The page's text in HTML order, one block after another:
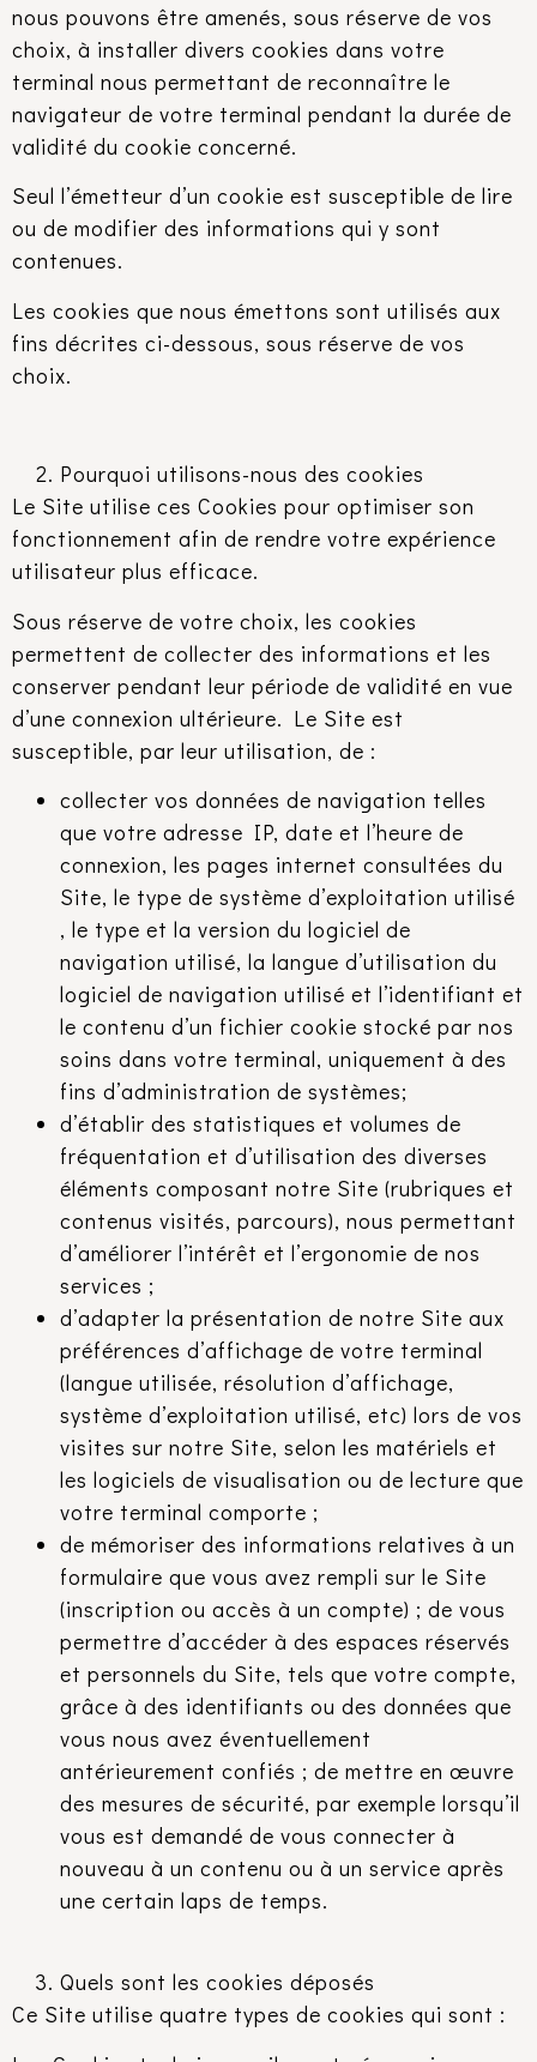
nous pouvons être amenés, sous réserve de vos
choix, à installer divers cookies dans votre
terminal nous permettant de reconnaître le
navigateur de votre terminal pendant la durée de
validité du cookie concerné.
Seul l’émetteur d’un cookie est susceptible de lire
ou de modifier des informations qui y sont
contenues.
Les cookies que nous émettons sont utilisés aux
fins décrites ci-dessous, sous réserve de vos
choix.
Pourquoi utilisons-nous des cookies
Le Site utilise ces Cookies pour optimiser son
fonctionnement afin de rendre votre expérience
utilisateur plus efficace.
Sous réserve de votre choix, les cookies
permettent de collecter des informations et les
conserver pendant leur période de validité en vue
d’une connexion ultérieure. Le Site est
susceptible, par leur utilisation, de :
collecter vos données de navigation telles
que votre adresse IP, date et l’heure de
connexion, les pages internet consultées du
Site, le type de système d’exploitation utilisé
, le type et la version du logiciel de
navigation utilisé, la langue d’utilisation du
logiciel de navigation utilisé et l’identifiant et
le contenu d’un fichier cookie stocké par nos
soins dans votre terminal, uniquement à des
fins d’administration de systèmes;
d’établir des statistiques et volumes de
fréquentation et d’utilisation des diverses
éléments composant notre Site (rubriques et
contenus visités, parcours), nous permettant
d’améliorer l’intérêt et l’ergonomie de nos
services ;
d’adapter la présentation de notre Site aux
préférences d’affichage de votre terminal
(langue utilisée, résolution d’affichage,
système d’exploitation utilisé, etc) lors de vos
visites sur notre Site, selon les matériels et
les logiciels de visualisation ou de lecture que
votre terminal comporte ;
de mémoriser des informations relatives à un
formulaire que vous avez rempli sur le Site
(inscription ou accès à un compte) ; de vous
permettre d’accéder à des espaces réservés
et personnels du Site, tels que votre compte,
grâce à des identifiants ou des données que
vous nous avez éventuellement
antérieurement confiés ; de mettre en œuvre
des mesures de sécurité, par exemple lorsqu’il
vous est demandé de vous connecter à
nouveau à un contenu ou à un service après
une certain laps de temps.
Quels sont les cookies déposés
Ce Site utilise quatre types de cookies qui sont :